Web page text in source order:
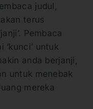
judul,
terus
Pembaca
‘kunci’ untuk
anda berjanji,
untuk menebak
mereka